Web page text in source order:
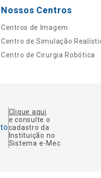
Nossos Centros
Centros de Imagem
Centro de Simulação
Centro de Cirurgia Robótica
Clique aqui
e consulte o
cadastro da
Instituição no
Sistema e-Mec